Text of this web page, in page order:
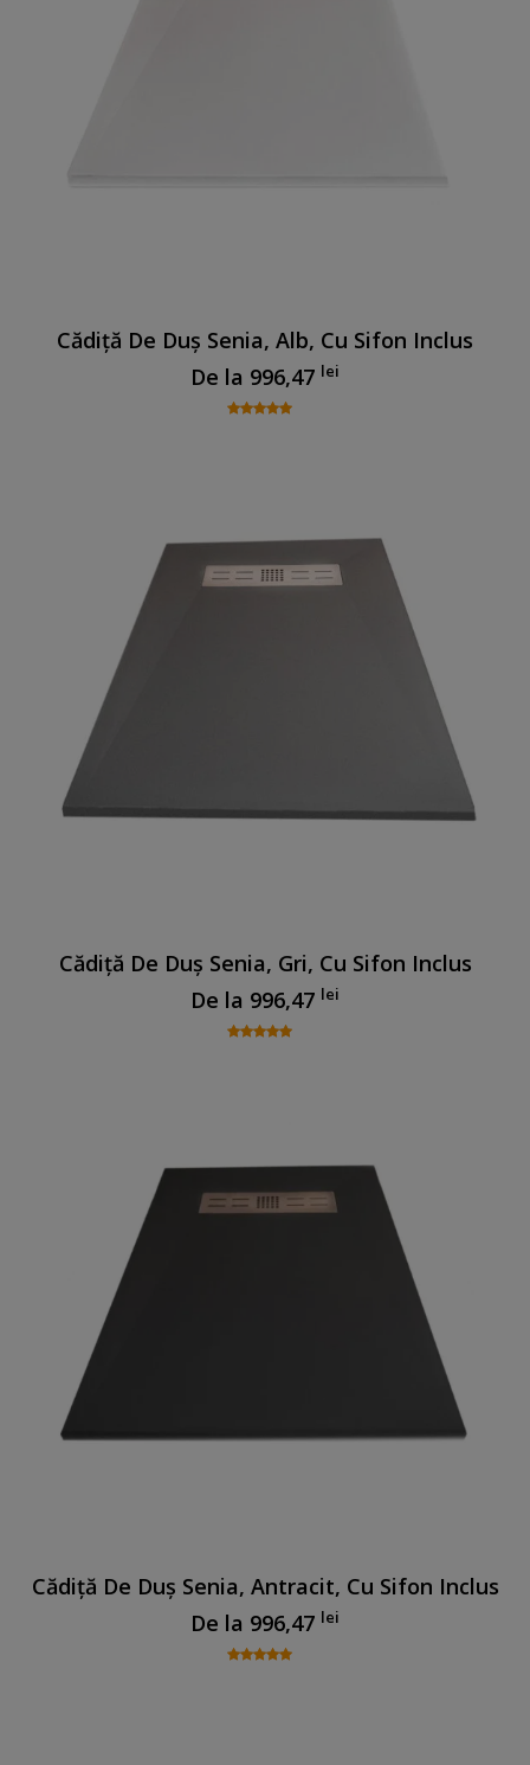
Cădiță De Duș Senia, Alb, Cu Sifon Inclus
De la 996,47 lei
Cădiță De Duș Senia, Gri, Cu Sifon Inclus
De la 996,47 lei
Cădiță De Duș Senia, Antracit, Cu Sifon Inclus
De la 996,47 lei